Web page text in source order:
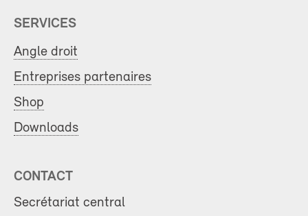
SERVICES
Angle droit
Entreprises partenaires
Shop
Downloads
CONTACT
Secrétariat central